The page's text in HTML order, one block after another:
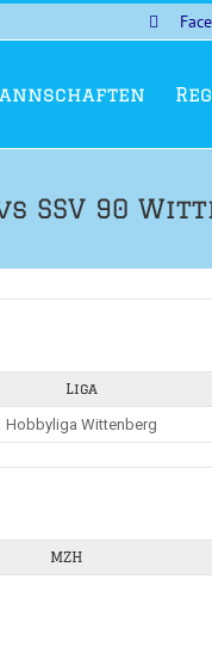
SSV 90
Liga
Hobbyliga Wittenberg
MZH